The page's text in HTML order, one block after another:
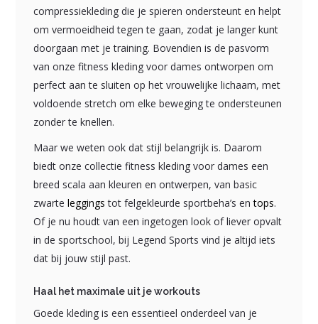
compressiekleding die je spieren ondersteunt en helpt
om vermoeidheid tegen te gaan, zodat je langer kunt
doorgaan met je training. Bovendien is de pasvorm
van onze fitness kleding voor dames ontworpen om
perfect aan te sluiten op het vrouwelijke lichaam, met
voldoende stretch om elke beweging te ondersteunen
zonder te knellen.
Maar we weten ook dat stijl belangrijk is. Daarom
biedt onze collectie fitness kleding voor dames een
breed scala aan kleuren en ontwerpen, van basic
zwarteleggings tot felgekleurde sportbeha’s entops.
Of je nu houdt van een ingetogen look of liever opvalt
in de sportschool, bij Legend Sports vind je altijd iets
dat bij jouw stijl past.
Haal het maximale uit je workouts
Goede kleding is een essentieel onderdeel van je